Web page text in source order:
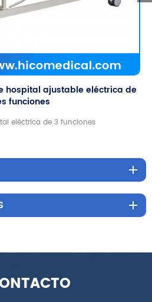
hospital ajustable eléctrica de
funciones
eléctrica de 3 funciones